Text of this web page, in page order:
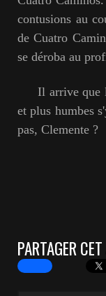
contusions au
de Cuatro
se déroba au
Il arrive que
et plus humbes
pas, Clemente ?
PARTAGER